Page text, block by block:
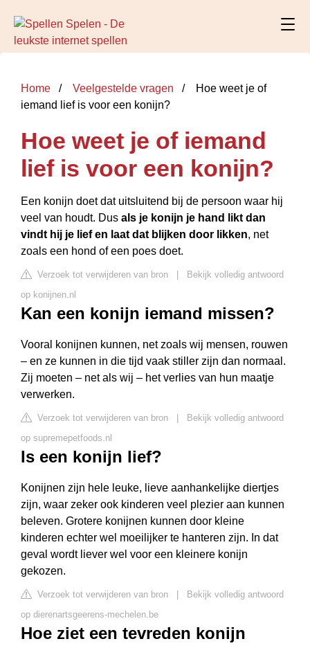
Home Veelgestelde vragen
Hoe weet je of
iemand lief is voor een konijn?
Hoe weet je of iemand
lief is voor een konijn?
Een konijn doet dat uitsluitend bij de persoon waar hij
veel van houdt. Dus als je konijn je hand likt dan
vindt hij je lief en laat dat blijken door likken, net
zoals een hond of een poes doet.
Verzoek tot verwijderen van bron
Bekijk volledig antwoord
op konijnen.nl
Kan een konijn iemand missen?
Vooral konijnen kunnen, net zoals wij mensen, rouwen
– en ze kunnen in die tijd vaak stiller zijn dan normaal.
Zij moeten – net als wij – het verlies van hun maatje
verwerken.
Verzoek tot verwijderen van bron
Bekijk volledig antwoord
op supremepetfoods.nl
Is een konijn lief?
Konijnen zijn hele leuke, lieve aanhankelijke diertjes
zijn, waar zeker ook kinderen veel plezier aan kunnen
beleven. Grotere konijnen kunnen door kleine
kinderen echter wel moeilijker te hanteren zijn. In dat
geval wordt liever wel voor een kleinere konijn
gekozen.
Verzoek tot verwijderen van bron
Bekijk volledig antwoord
op dierenartsgeerens-mechelen.be
Hoe ziet een tevreden konijn